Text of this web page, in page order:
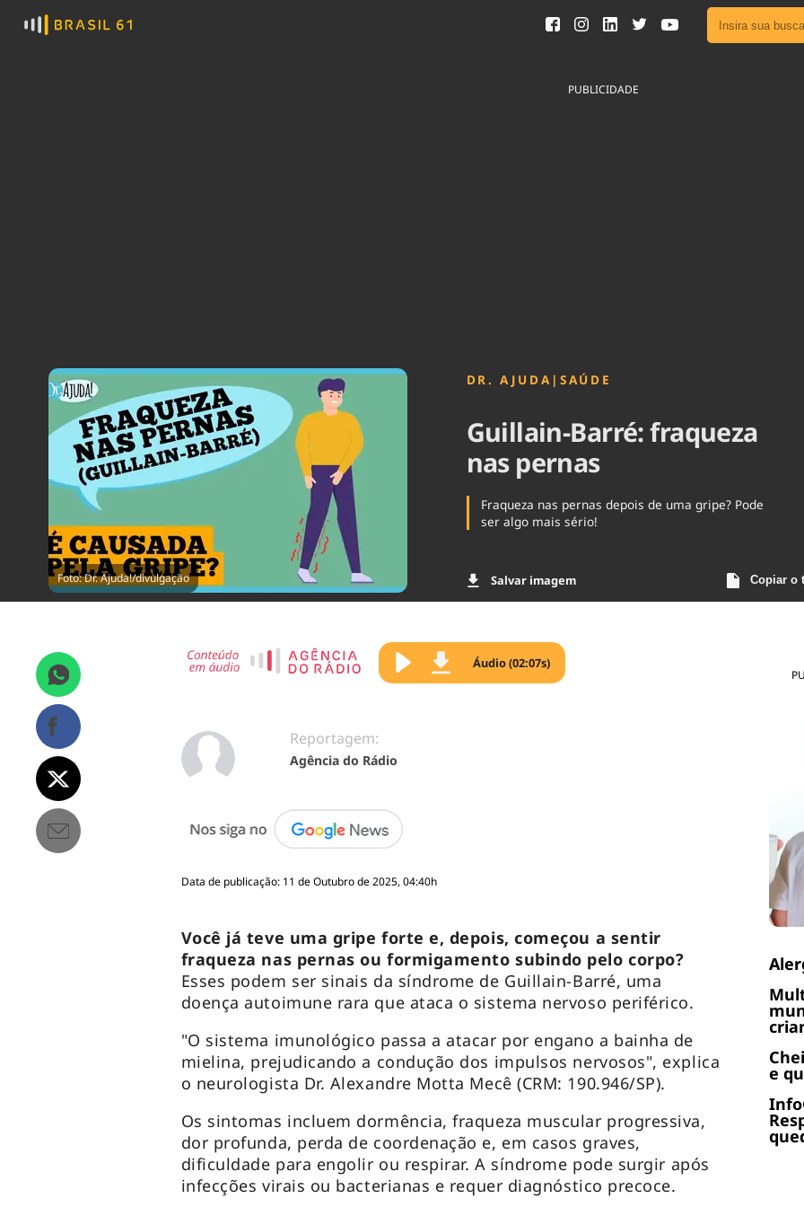
Ver
Brasil
Cinema
PUBLICIDADE
Foto: Dr. Ajuda!/divulgação
DR. AJUDA |SAÚDE
Guillain-Barré: fraqueza
nas pernas
Fraqueza nas pernas depois de uma gripe? Pode
ser algo mais sério!
Salvar imagem Copiar o
e
Áudio (02:07s)
Reportagem:
Agência do Rádio
Data de publicação: 11 de Outubro de 2025, 04:40h
Você já teve uma gripe forte e, depois, começou a sentir
fraqueza nas pernas ou formigamento subindo pelo corpo?
Esses podem ser sinais da síndrome de Guillain-Barré, uma
doença autoimune rara que ataca o sistema nervoso periférico.
"O sistema imunológico passa a atacar por engano a bainha de
mielina, prejudicando a condução dos impulsos nervosos", explica
o neurologista Dr. Alexandre Motta Mecê (CRM: 190.946/SP).
Os sintomas incluem dormência, fraqueza muscular progressiva,
dor profunda, perda de coordenação e, em casos graves,
dificuldade para engolir ou respirar. A síndrome pode surgir após
infecções virais ou bacterianas e requer diagnóstico precoce.